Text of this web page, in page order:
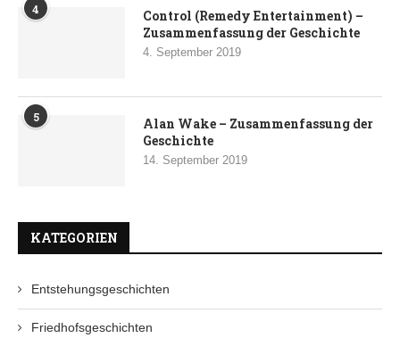
4
Control (Remedy Entertainment) –
Zusammenfassung der Geschichte
4. September 2019
5
Alan Wake – Zusammenfassung der
Geschichte
14. September 2019
KATEGORIEN
Entstehungsgeschichten
Friedhofsgeschichten